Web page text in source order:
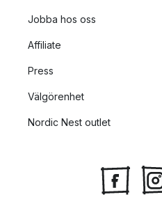
Jobba hos oss
Affiliate
Press
Välgörenhet
Nordic Nest outlet